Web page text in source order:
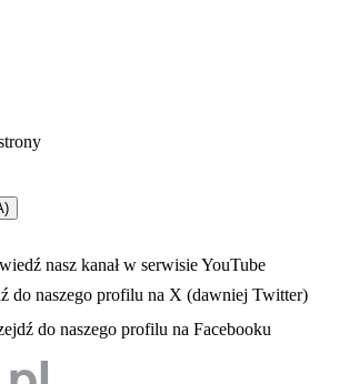
się w nowej karcie
- otwiera się w nowej karcie
nasz kanał w serwisie YouTube
nowej karcie
do naszego profilu na X (dawniej Twitter)
- otwiera się w nowej karcie
do naszego profilu na Facebooku